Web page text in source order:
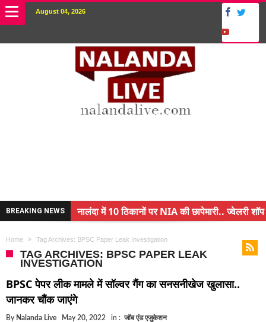
August 04, 2026
BREAKING NEWS
नालंदा में 10 ठिकानों पर NIA की छापेमारी.. ज्वेलरी शॉप
अंचल पदाधिकारी (CO) बर्खास्त.. फर्जीवाड़ा कर पाई थी
बिहार में एक और सिक्स लेन की मंजूरी.. जानिए किन-किन
क्रिकेटर ईशान किशन की शादी फिक्स, गर्लफ्रेंड से होगी
Home Tag Archives: BPSC Paper Leak Investigation
TAG ARCHIVES: BPSC PAPER LEAK
INVESTIGATION
BPSC पेपर लीक मामले में सॉल्वर गैंग का सनसनीखेज खुलासा..
जानकर चौंक जाएंगे
By Nalanda Live May 20, 2022 in : जॉब एंड एजुकेशन